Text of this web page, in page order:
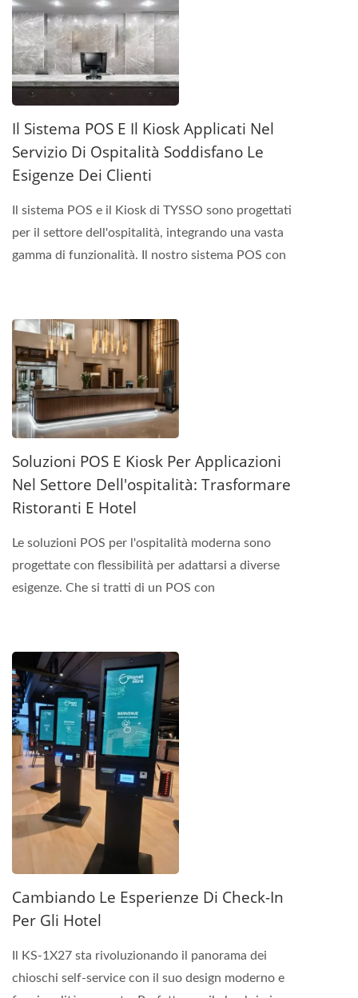
Il Sistema POS E Il Kiosk Applicati Nel
Servizio Di Ospitalità Soddisfano Le
Esigenze Dei Clienti
Il sistema POS e il Kiosk di TYSSO sono progettati
per il settore dell'ospitalità, integrando una vasta
gamma di funzionalità. Il nostro sistema POS con
Soluzioni POS E Kiosk Per Applicazioni
Nel Settore Dell'ospitalità: Trasformare
Ristoranti E Hotel
Le soluzioni POS per l'ospitalità moderna sono
progettate con flessibilità per adattarsi a diverse
esigenze. Che si tratti di un POS con
Cambiando Le Esperienze Di Check-In
Per Gli Hotel
Il KS-1X27 sta rivoluzionando il panorama dei
chioschi self-service con il suo design moderno e